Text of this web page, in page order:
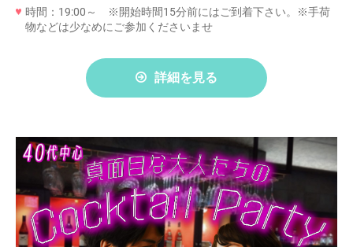
時間：19:00～ ※開始時間15分前にはご到着下さい。※手荷
物などは少なめにご参加くださいませ
詳細を見る